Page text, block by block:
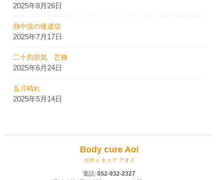
2025年8月26日
熱中症の後遺症
2025年7月17日
二十四節気 芒種
2025年6月24日
五月晴れ
2025年5月14日
Body cure Aoi
ボディ キュア アオイ
電話: 052-932-2327